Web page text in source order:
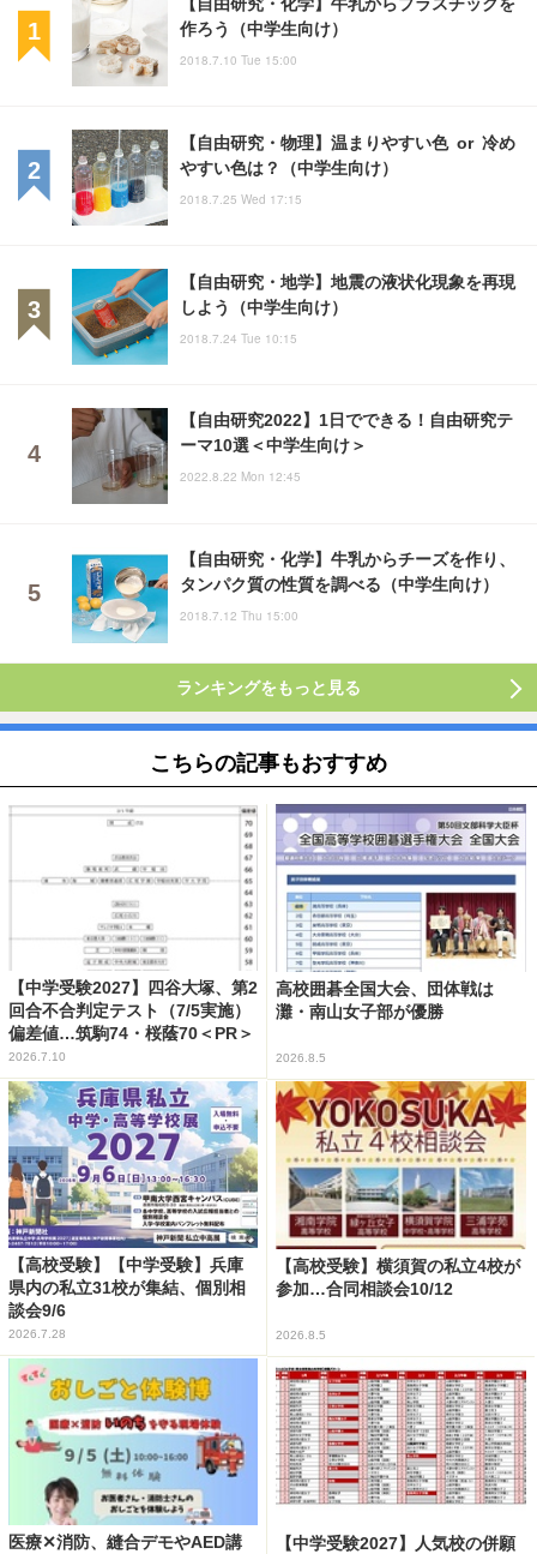
作ろう（中学生向け）
2018.7.10 Tue 15:00
【自由研究・物理】温まりやすい色 or 冷め
やすい色は？（中学生向け）
2018.7.25 Wed 17:15
【自由研究・地学】地震の液状化現象を再現
しよう（中学生向け）
2018.7.24 Tue 10:15
【自由研究2022】1日でできる！自由研究テ
ーマ10選＜中学生向け＞
2022.8.22 Mon 12:45
【自由研究・化学】牛乳からチーズを作り、
タンパク質の性質を調べる（中学生向け）
2018.7.12 Thu 15:00
ランキングをもっと見る
こちらの記事もおすすめ
【中学受験2027】四谷大塚、第2
回合不合判定テスト（7/5実施）
偏差値…筑駒74・桜蔭70＜PR＞
2026.7.10
高校囲碁全国大会、団体戦は
灘・南山女子部が優勝
2026.8.5
【高校受験】【中学受験】兵庫
県内の私立31校が集結、個別相
談会9/6
2026.7.28
【高校受験】横須賀の私立4校が
参加…合同相談会10/12
2026.8.5
医療✕消防、縫合デモやAED講
【中学受験2027】人気校の併願